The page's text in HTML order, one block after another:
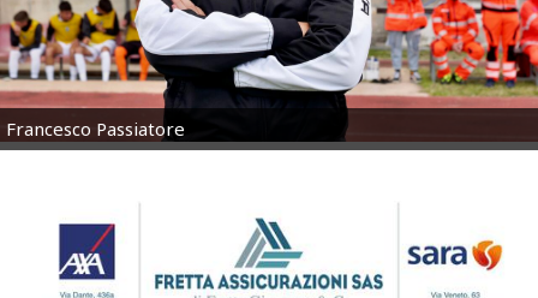
Francesco Passiatore